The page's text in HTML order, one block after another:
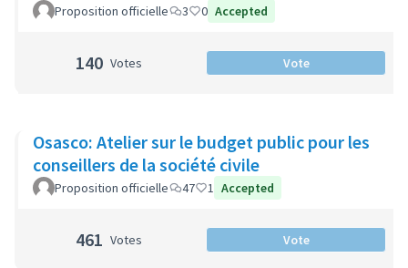
Proposition officielle 3 0 Accepted
140 Votes Vote
Osasco: Atelier sur le budget public pour les
conseillers de la société civile
Proposition officielle 47 1 Accepted
461 Votes Vote